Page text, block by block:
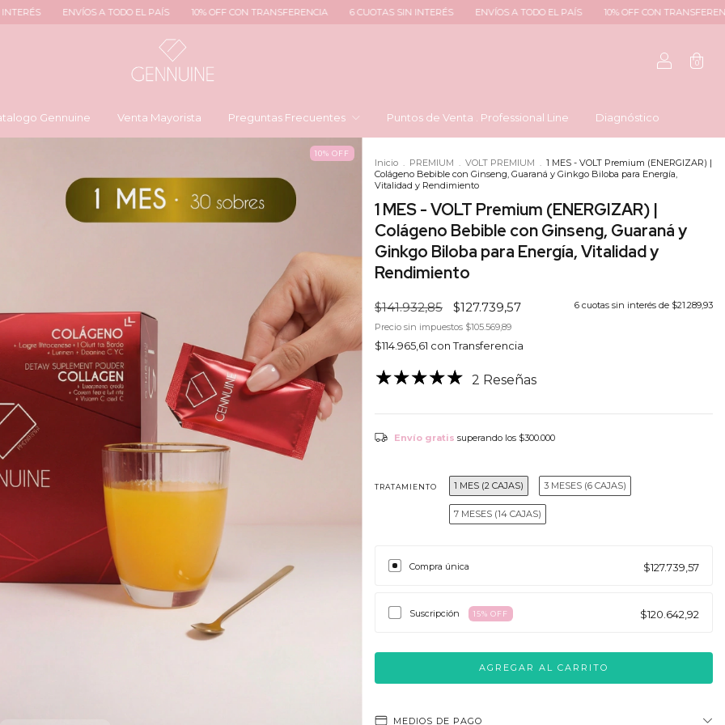
EL PAÍS 10% OFF CON TRANSFERENCIA 6 CUOTAS SIN INTERÉS ENVÍOS A TODO EL PAÍS 10% OFF CON TRANSFERENCIA 6 CUOTAS SIN
0
Gennuine Venta Mayorista Preguntas Frecuentes Puntos de Venta . Professional Line Diagnóstico
10% OFF
Inicio . PREMIUM . VOLT PREMIUM . 1 MES - VOLT Premium (ENERGIZAR) |
Colágeno Bebible con Ginseng, Guaraná y Ginkgo Biloba para Energía,
Vitalidad y Rendimiento
1 MES - VOLT Premium (ENERGIZAR) |
Colágeno Bebible con Ginseng, Guaraná y
Ginkgo Biloba para Energía, Vitalidad y
Rendimiento
$141.932,85 $127.739,57 6 cuotas sin interés de $21.289,93
Precio sin impuestos $105.569,89
$114.965,61 con Transferencia
2 Reseñas
Envío gratis superando los $300.000
TRATAMIENTO 1 MES (2 CAJAS) 3 MESES (6 CAJAS)
7 MESES (14 CAJAS)
Compra única $127.739,57
Suscripción 15% OFF $120.642,92
MEDIOS DE PAGO